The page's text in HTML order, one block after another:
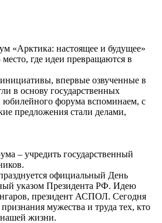
впервые озвученные в
в основу государственных
форума вспоминаем, с
предложения стали делами,
– учредить государственный
официальный День
указом Президента РФ. Идею
президент АСПОЛ. Сегодня
мужества и труда тех, кто
нашей жизни.